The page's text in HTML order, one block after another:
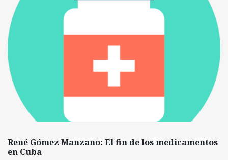
René Gómez Manzano: El fin de los medicamentos
en Cuba